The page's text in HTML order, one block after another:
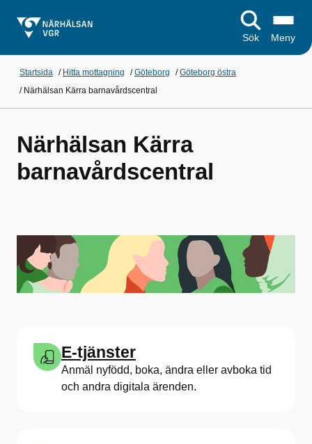
Sök Meny
Startsida / Hitta mottagning /Göteborg /Göteborg östra
/ Närhälsan Kärra barnavårdscentral
Närhälsan Kärra
barnavårdscentral
E-tjänster
Anmäl nyfödd, boka, ändra eller avboka tid
och andra digitala ärenden.